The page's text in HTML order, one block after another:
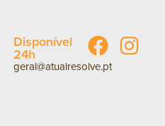
Disponível
24h
geral@atualresolve.pt